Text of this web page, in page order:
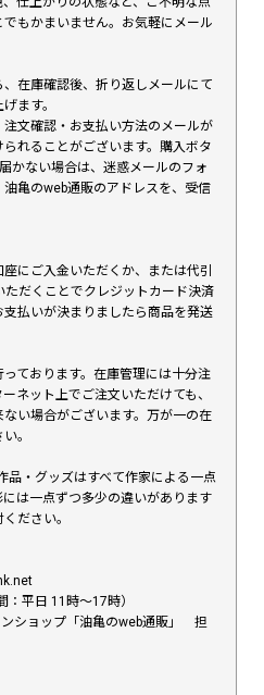
もかまいません。お気軽にメール
在庫確認後、折り返しメールにて
ます。
文確認・お支払い方法のメールが
れることがございます。購入ボタ
かない場合は、迷惑メールのフォ
亀のweb通販のアドレスを、受信
にご入金いただくか、または代引
ただくことでクレジットカード決済
払いが決まりましたら商品を発送
ております。在庫管理には十分注
ネット上でご注文いただけても、
い場合がございます。万が一の在
。
品・グッズはすべて作家による一点
は一点ずつ多少の違いがあります
ださい。
平日 11時〜17時）
ンショップ「油亀のweb通販」 担